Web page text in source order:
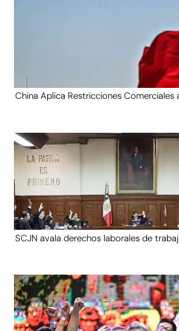
China Aplica Restricciones Comerciales
SCJN avala derechos laborales de